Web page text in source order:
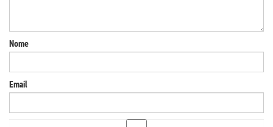
Nome
Email